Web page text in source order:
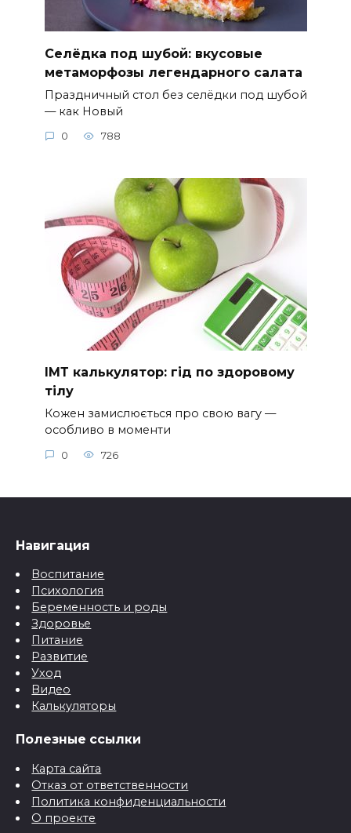
Селёдка под шубой: вкусовые
метаморфозы легендарного салата
Праздничный стол без селёдки под шубой
— как Новый
0 788
ІМТ калькулятор: гід по здоровому
тілу
Кожен замислюється про свою вагу —
особливо в моменти
0 726
Навигация
Воспитание
Психология
Беременность и роды
Здоровье
Питание
Развитие
Уход
Видео
Калькуляторы
Полезные ссылки
Карта сайта
Отказ от ответственности
Политика конфиденциальности
О проекте